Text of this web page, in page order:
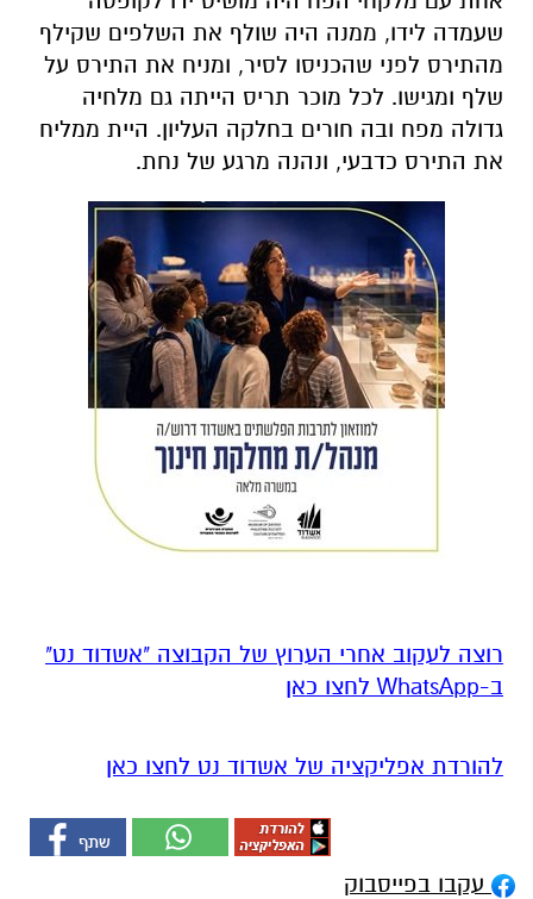
שעמדה לידו, ממנה היה שולף את השלפים שקילף
מהתירס לפני שהכניסו לסיר, ומניח את התירס על
שלף ומגישו. לכל מוכר תריס הייתה גם מלחיה
גדולה מפח ובה חורים בחלקה העליון. היית ממליח
את התירס כדבעי, ונהנה מרגע של נחת.
רוצה לעקוב אחרי הערוץ של הקבוצה "אשדוד נט"
ב-WhatsApp לחצו כאן
להורדת אפליקציה של אשדוד נט לחצו כאן
עקבו בפייסבוק